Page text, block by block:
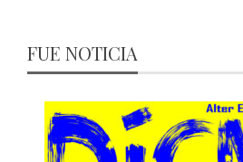
FUE NOTICIA